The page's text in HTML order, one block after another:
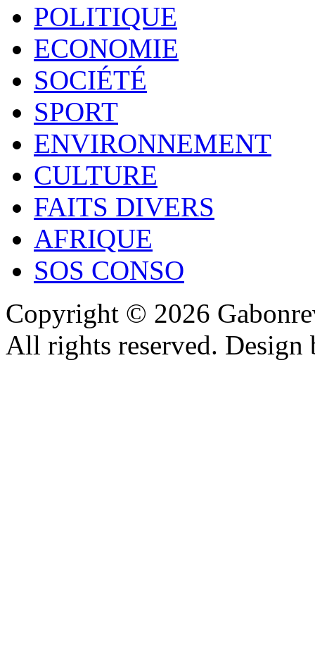
POLITIQUE
ECONOMIE
SOCIÉTÉ
SPORT
ENVIRONNEMENT
CULTURE
FAITS DIVERS
AFRIQUE
SOS CONSO
Copyright © 2026
All rights reserved.